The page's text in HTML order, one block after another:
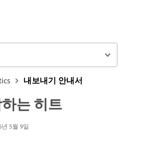
내보내기 안내서
는 히트
5월 9일